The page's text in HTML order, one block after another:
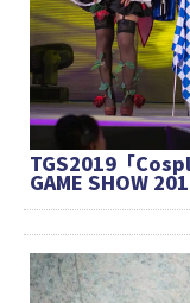
TGS2019「
GAME SHOW